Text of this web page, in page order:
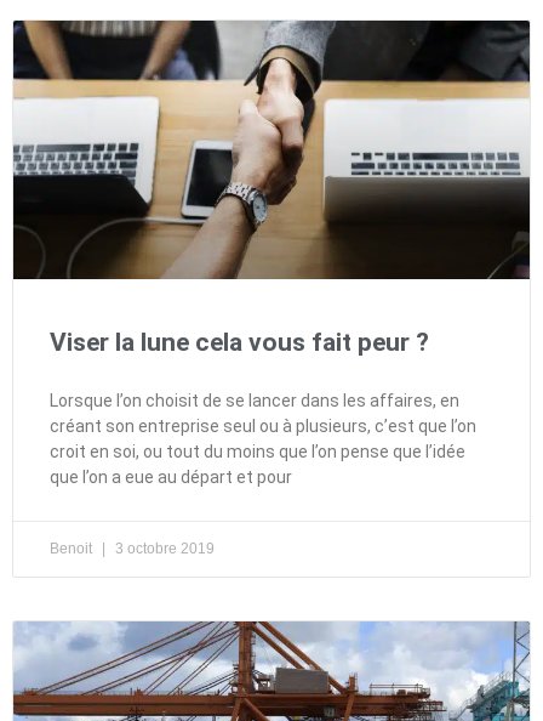
Viser la lune cela vous fait peur ?
Lorsque l’on choisit de se lancer dans les affaires, en
créant son entreprise seul ou à plusieurs, c’est que l’on
croit en soi, ou tout du moins que l’on pense que l’idée
que l’on a eue au départ et pour
Benoit 3 octobre 2019